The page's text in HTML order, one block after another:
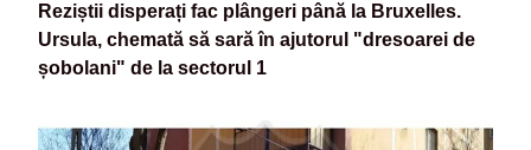
Reziștii disperați fac plângeri până la Bruxelles.
Ursula, chemată să sară în ajutorul "dresoarei de
șobolani" de la sectorul 1